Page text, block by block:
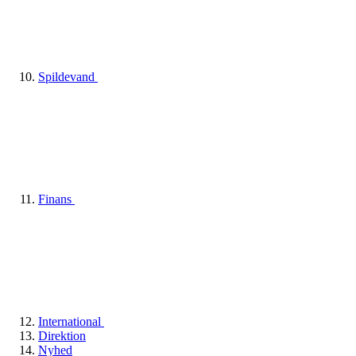
Spildevand
Finans
International
Direktion
Nyhed